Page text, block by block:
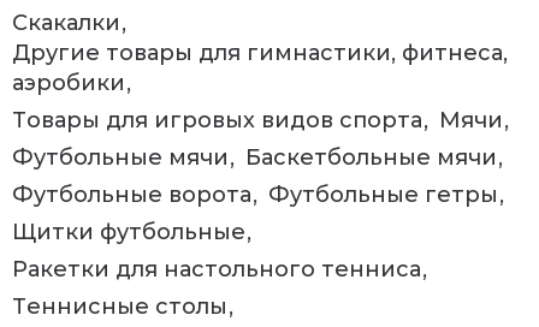
Скакалки
Другие товары для гимнастики, фитнеса,
аэробики
Товары для игровых видов спорта
Мячи
Футбольные мячи
Баскетбольные мячи
Футбольные ворота
Футбольные гетры
Щитки футбольные
Ракетки для настольного тенниса
Теннисные столы